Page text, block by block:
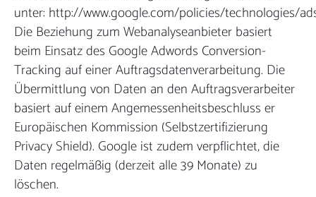
unter: http://www.google.com/policies/technologies/
Die Beziehung zum Webanalyseanbieter basiert
beim Einsatz des Google Adwords Conversion-
Tracking auf einer Auftragsdatenverarbeitung. Die
Übermittlung von Daten an den Auftragsverarbeiter
basiert auf einem Angemessenheitsbeschluss er
Europäischen Kommission (Selbstzertifizierung
Privacy Shield). Google ist zudem verpflichtet, die
Daten regelmäßig (derzeit alle 39 Monate) zu
löschen.